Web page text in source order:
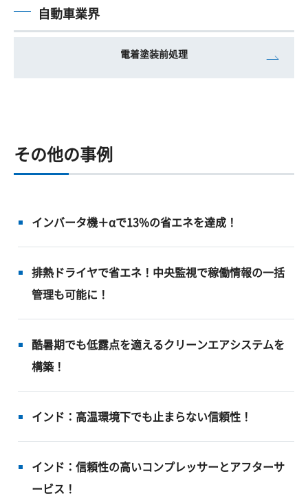
自動車業界
電着塗装前処理
その他の事例
インバータ機＋αで13%の省エネを達成！
排熱ドライヤで省エネ！中央監視で稼働情報の一括
管理も可能に！
酷暑期でも低露点を適えるクリーンエアシステムを
構築！
インド：高温環境下でも止まらない信頼性！
インド：信頼性の高いコンプレッサーとアフターサ
ービス！